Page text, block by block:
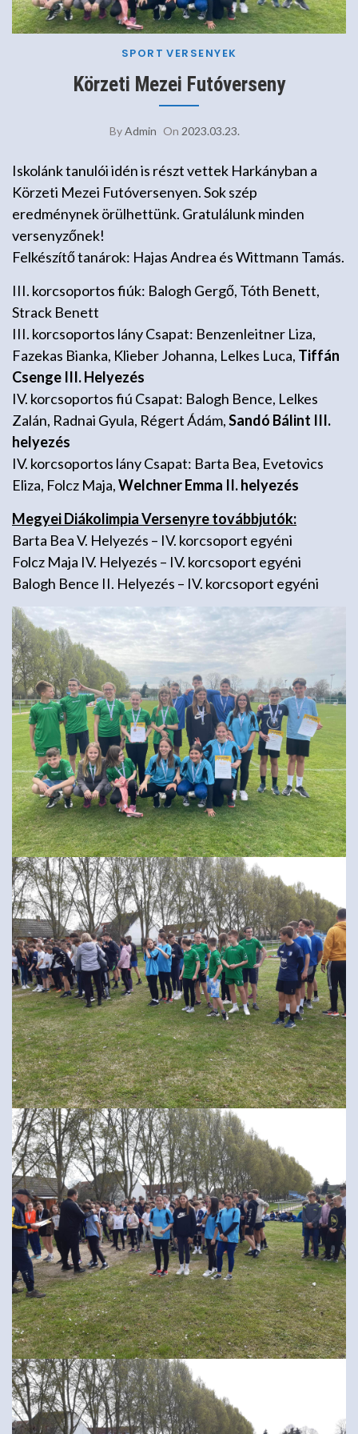
SPORT VERSENYEK
Körzeti Mezei Futóverseny
ByAdmin On 2023.03.23.
Iskolánk tanulói idén is részt vettek Harkányban a
Körzeti Mezei Futóversenyen. Sok szép
eredménynek örülhettünk. Gratulálunk minden
versenyzőnek!
Felkészítő tanárok: Hajas Andrea és Wittmann Tamás.
III. korcsoportos fiúk: Balogh Gergő, Tóth Benett,
Strack Benett
III. korcsoportos lány Csapat: Benzenleitner Liza,
Fazekas Bianka, Klieber Johanna, Lelkes Luca, Tiffán
Csenge III. Helyezés
IV. korcsoportos fiú Csapat: Balogh Bence, Lelkes
Zalán, Radnai Gyula, Régert Ádám,Sandó Bálint III.
helyezés
IV. korcsoportos lány Csapat: Barta Bea, Evetovics
Eliza, Folcz Maja,Welchner Emma II. helyezés
Megyei Diákolimpia Versenyre továbbjutók:
Barta Bea V. Helyezés – IV. korcsoport egyéni
Folcz Maja IV. Helyezés – IV. korcsoport egyéni
Balogh Bence II. Helyezés – IV. korcsoport egyéni